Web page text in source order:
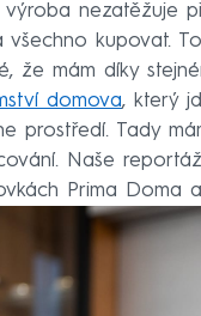
výroba nezatěžuje
všechno kupovat.
že mám díky
domova, který
prostředí. Tady
Naše
Prima Doma